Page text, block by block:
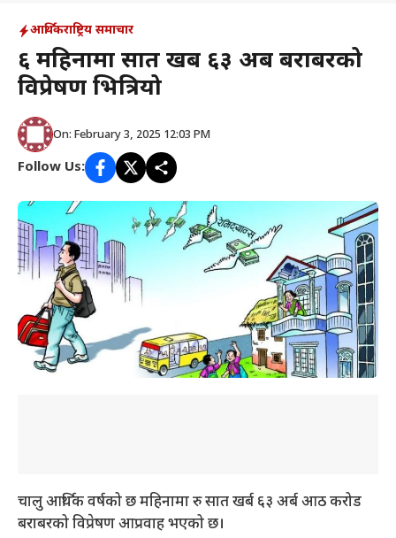
आर्थिकराष्ट्रिय समाचार
६ महिनामा सात खर्ब ६३ अर्ब बराबरको
विप्रेषण भित्रियो
On: February 3, 2025 12:03 PM
Follow Us:
चालु आर्थिक वर्षको छ महिनामा रु सात खर्ब ६३ अर्ब आठ करोड
बराबरको विप्रेषण आप्रवाह भएको छ।